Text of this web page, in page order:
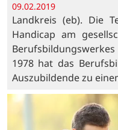
09.02.2019
Landkreis (eb). Die
Handicap am
1978 hat das
Auszubildende zu